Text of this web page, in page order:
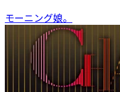
モーニング娘。